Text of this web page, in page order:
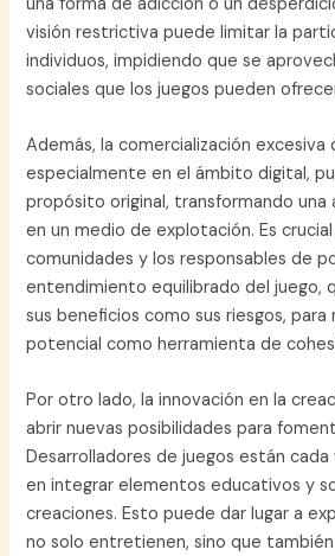
visión restrictiva puede limitar la
individuos, impidiendo que se
sociales que los juegos pueden
Además, la comercialización excesiva
especialmente en el ámbito digital,
propósito original, transformando
en un medio de explotación. Es
comunidades y los responsables de
entendimiento equilibrado del juego,
sus beneficios como sus riesgos, para
potencial como herramienta de
Por otro lado, la innovación en la
abrir nuevas posibilidades para
Desarrolladores de juegos están
en integrar elementos educativos y
creaciones. Esto puede dar lugar a
no solo entretienen, sino que